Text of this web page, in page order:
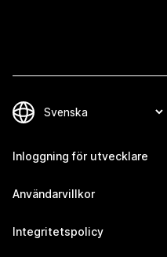
Inloggning för utvecklare
Användarvillkor
Integritetspolicy